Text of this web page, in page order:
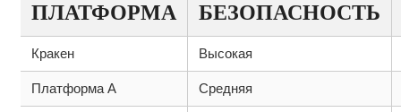
ПЛАТФОРМА БЕЗОПАСНОСТЬ
Кракен Высокая
Платформа A Средняя